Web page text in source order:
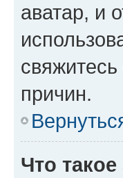
аватар, и
причин.
Что